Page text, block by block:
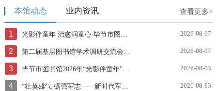
本馆动态 业内资讯 查看更多>
1 2026-08-07
2 2026-08-07
3 2026-08-03
4 2026-08-03